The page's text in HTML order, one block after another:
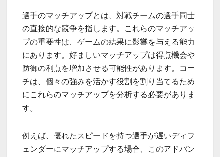
選手のマッチアップとは、対戦チームの選手同士
の直接的な競争を指します。これらのマッチアッ
プの重要性は、ゲームの結果に影響を与える能力
にあります。好ましいマッチアップは得点機会や
防御の利点を増加させる可能性があります。コー
チは、個々の強みを活かす役割を割り当てるため
にこれらのマッチアップを分析する必要がありま
す。
例えば、優れたスピードを持つ選手が遅いディフ
ェンダーにマッチアップする場合、このアドバン